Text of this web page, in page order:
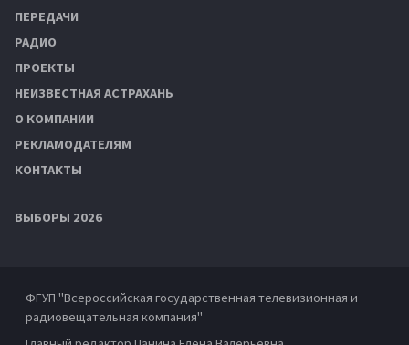
ПЕРЕДАЧИ
РАДИО
ПРОЕКТЫ
НЕИЗВЕСТНАЯ АСТРАХАНЬ
О КОМПАНИИ
РЕКЛАМОДАТЕЛЯМ
КОНТАКТЫ
ВЫБОРЫ 2026
ФГУП "Всероссийская государственная телевизионная и
радиовещательная компания"